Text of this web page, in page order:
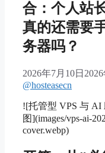
合：个人站
真的还需要
务器吗？
2026年7月10日
@hosteasecn
![托管型 VPS 与 AI
图](images/vps-ai-
cover.webp)